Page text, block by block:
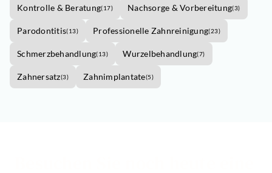
Kontrolle & Beratung(17) Nachsorge & Vorbereitung(3)
Parodontitis(13) Professionelle Zahnreinigung(23)
Schmerzbehandlung(13) Wurzelbehandlung(7)
Zahnersatz(3) Zahnimplantate(5)